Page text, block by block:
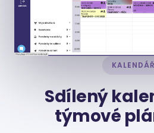
KALENDÁŘ
Sdílený
týmové